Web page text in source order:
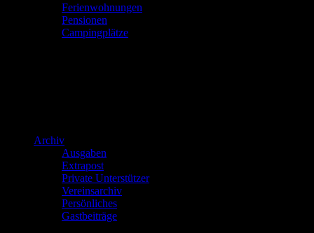
Ferienwohnungen
Pensionen
Campingplätze
Archiv
Ausgaben
Extrapost
Private Unterstützer
Vereinsarchiv
Persönliches
Gastbeiträge